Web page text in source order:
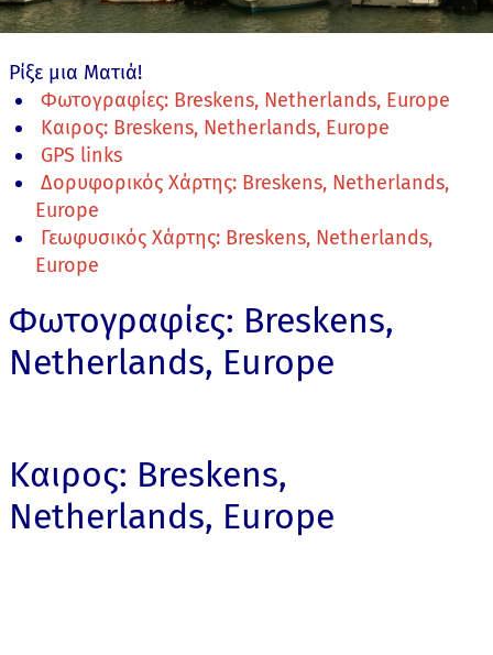
Ρίξε μια Ματιά!
Φωτογραφίες: Breskens, Netherlands, Europe
Καιρος: Breskens, Netherlands, Europe
GPS links
Δορυφορικός Χάρτης: Breskens, Netherlands,
Europe
Γεωφυσικός Χάρτης: Breskens, Netherlands,
Europe
Φωτογραφίες: Breskens,
Netherlands, Europe
Καιρος: Breskens,
Netherlands, Europe